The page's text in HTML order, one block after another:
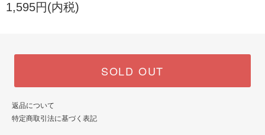
1,595円(内税)
SOLD OUT
返品について
特定商取引法に基づく表記